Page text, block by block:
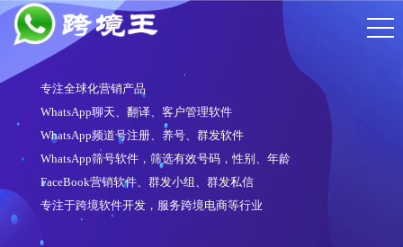
专注全球化营销产品
WhatsApp聊天、翻译、客户管理软件
WhatsApp频道号注册、养号、群发软件
WhatsApp筛号软件，筛选有效号码，性别、年龄
FaceBook营销软件、群发小组、群发私信
专注于跨境软件开发，服务跨境电商等行业